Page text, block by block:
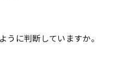
うに判断していますか。